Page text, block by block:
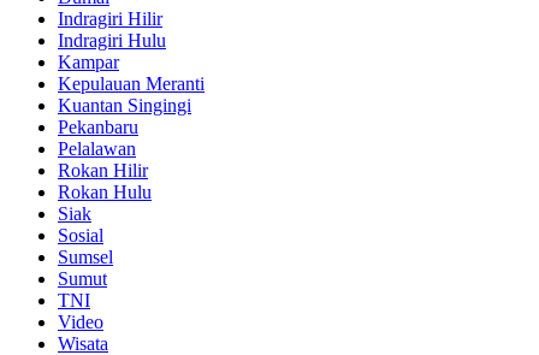
Indragiri Hilir
Indragiri Hulu
Kampar
Kepulauan Meranti
Kuantan Singingi
Pekanbaru
Pelalawan
Rokan Hilir
Rokan Hulu
Siak
Sosial
Sumsel
Sumut
TNI
Video
Wisata